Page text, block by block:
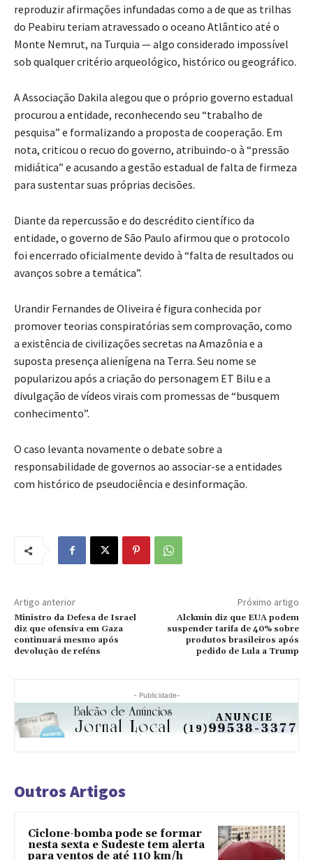
reproduzir afirmações infundadas como a de que as trilhas
do Peabiru teriam atravessado o oceano Atlântico até o
Monte Nemrut, na Turquia — algo considerado impossível
sob qualquer critério arqueológico, histórico ou geográfico.
A Associação Dakila alegou que o próprio governo estadual
procurou a entidade, reconhecendo seu “trabalho de
pesquisa” e formalizando a proposta de cooperação. Em
nota, criticou o recuo do governo, atribuindo-o à “pressão
midiática” e acusando a gestão estadual de falta de firmeza
para sustentar suas próprias decisões.
Diante da repercussão e do descrédito científico da
entidade, o governo de São Paulo afirmou que o protocolo
foi encerrado oficialmente devido à “falta de resultados ou
avanços sobre a temática”.
Urandir Fernandes de Oliveira é figura conhecida por
promover teorias conspiratórias sem comprovação, como
a existência de civilizações secretas na Amazônia e a
suposta presença alienígena na Terra. Seu nome se
popularizou após a criação do personagem ET Bilu e a
divulgação de vídeos virais com promessas de “busquem
conhecimento”.
O caso levanta novamente o debate sobre a
responsabilidade de governos ao associar-se a entidades
com histórico de pseudociência e desinformação.
Artigo anterior
Ministro da Defesa de Israel
diz que ofensiva em Gaza
continuará mesmo após
devolução de reféns
Próximo artigo
Alckmin diz que EUA podem
suspender tarifa de 40% sobre
produtos brasileiros após
pedido de Lula a Trump
- Publicidade-
Outros Artigos
Ciclone-bomba pode se formar
nesta sexta e Sudeste tem alerta
para ventos de até 110 km/h